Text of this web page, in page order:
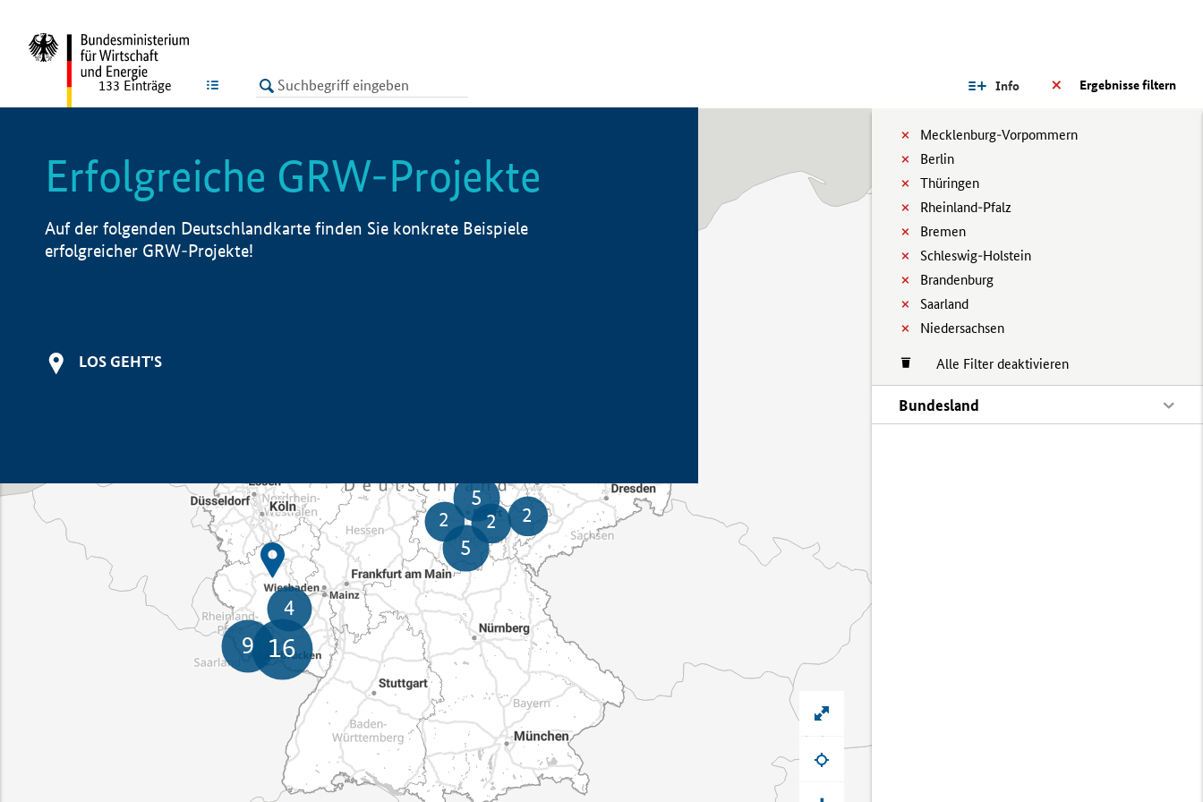
LISTE Ergebnisse filtern
Info
Mecklenburg-Vorpommern
Berlin
Thüringen
Rheinland-Pfalz
Bremen
Schleswig-Holstein
Brandenburg
Saarland
Niedersachsen
Alle Filter deaktivieren
Bundesland
133 Einträge
Erfolgreiche GRW-Projekte
Auf der folgenden Deutschlandkarte finden Sie konkrete Beispiele
erfolgreicher GRW-Projekte!
LOS GEHT'S